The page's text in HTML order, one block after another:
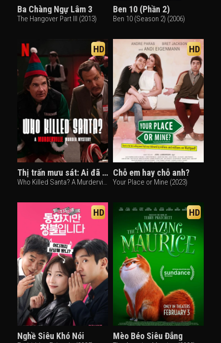
Ba Chàng Ngự Lâm 3
The Hangover Part III (2013)
Ben 10 (Phần 2)
Ben 10 (Season 2) (2006)
HD
Thị trấn mưu sát: Ai đã giết Santa?
Who Killed Santa? A Murderville Murder Mystery (2022)
HD
Chỗ em hay chỗ anh?
Your Place or Mine (2023)
HD
Nghề Siêu Khó Nói
HD
Mèo Béo Siêu Đẳng